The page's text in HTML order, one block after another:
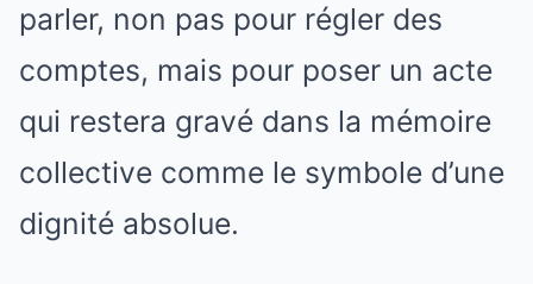
parler, non pas pour régler des
comptes, mais pour poser un acte
qui restera gravé dans la mémoire
collective comme le symbole d’une
dignité absolue.